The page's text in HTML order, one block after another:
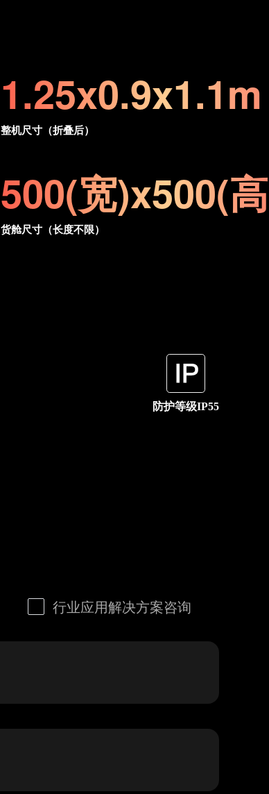
1.25x0.9x1.1m
整机尺寸（折叠后）
500(宽)x500(
货舱尺寸（长度不限）
防护等级IP55
行业应用解决方案咨询